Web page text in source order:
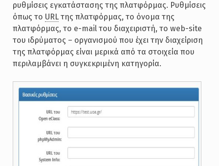
ρυθμίσεις εγκατάστασης της πλατφόρμας. Ρυθμίσεις
όπως το URLτης πλατφόρμας, το όνομα της
πλατφόρμας, το e-mail του διαχειριστή, το web-site
του ιδρύματος – οργανισμού που έχει την διαχείριση
της πλατφόρμας είναι μερικά από τα στοιχεία που
περιλαμβάνει η συγκεκριμένη κατηγορία.